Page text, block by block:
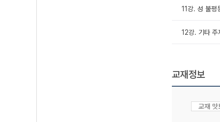
11강. 성 불평
12강. 기타
교재정보
교재